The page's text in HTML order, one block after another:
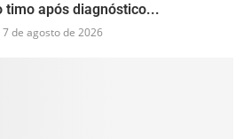
timo após diagnóstico...
7 de agosto de 2026